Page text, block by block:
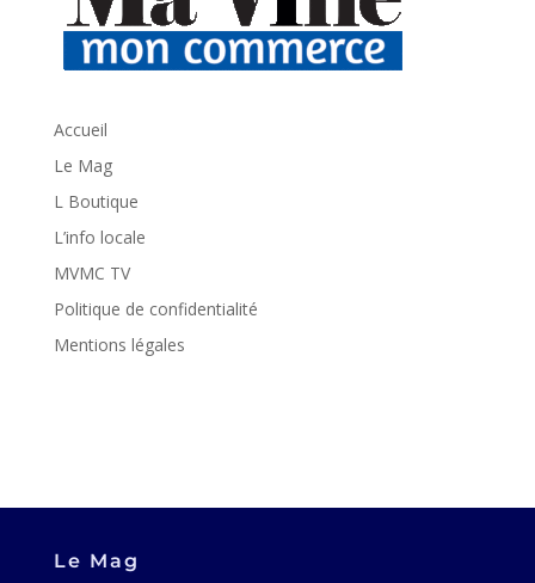
Accueil
Le Mag
L Boutique
L’info locale
MVMC TV
Politique de confidentialité
Mentions légales
Le Mag